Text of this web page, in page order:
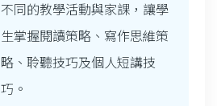
不同的教學活動與家課，讓學
生掌握閱讀策略、寫作思維策
略、聆聽技巧及個人短講技
巧。